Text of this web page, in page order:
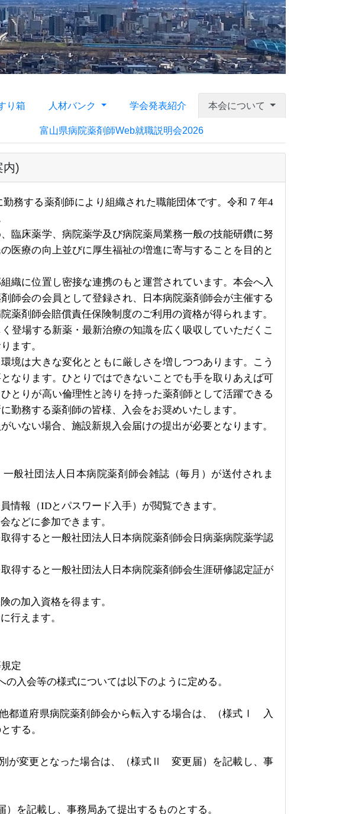
り箱 人材バンク 学会発表紹介 本会について
富山県病院薬剤師Web就職説明会2026
内)
務する薬剤師により組織された職能団体です。令和７年4
臨床薬学、病院薬学及び病院薬局業務一般の技能研鑽に努
医療の向上並びに厚生福祉の増進に寄与することを目的と
織に位置し密接な連携のもと運営されています。本会へ入
師会の会員として登録され、日本病院薬剤師会が主催する
薬剤師会賠償責任保険制度のご利用の資格が得られます。
登場する新薬・最新治療の知識を広く吸収していただくこ
ます。
境は大きな変化とともに厳しさを増しつつあります。こう
なります。ひとりではできないことでも手を取りあえば可
とりが高い倫理性と誇りを持った薬剤師として活躍できる
勤務する薬剤師の皆様、入会をお奨めいたします。
いない場合、施設新規入会届けの提出が必要となります。
一般社団法人日本病院薬剤師会雑誌（毎月）が送付されま
情報（IDとパスワード入手）が閲覧できます。
などに参加できます。
得すると一般社団法人日本病院薬剤師会日病薬病院薬学認
得すると一般社団法人日本病院薬剤師会生涯研修認定証が
の加入資格を得ます。
行えます。
定
入会等の様式については以下のように定める。
都道府県病院薬剤師会から転入する場合は、（様式Ⅰ 入
する。
が変更となった場合は、（様式Ⅱ 変更届）を記載し、事
記載し、事務局あて提出するものとする。